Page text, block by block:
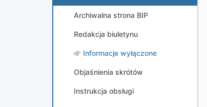
Archiwalna strona BIP
Redakcja biuletynu
Informacje wyłączone
Objaśnienia skrótów
Instrukcja obsługi